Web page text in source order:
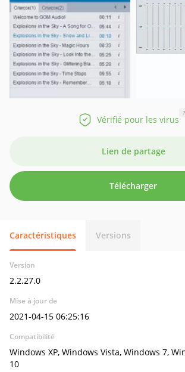
Vérifié pour les virus
?
Lien de partage
Télécharger
Caractéristiques Versions
Version
2.2.27.0
Mise à jour de
2021-04-15 06:25:16
Compatibilité
Windows XP, Windows Vista, Windows 7,
10